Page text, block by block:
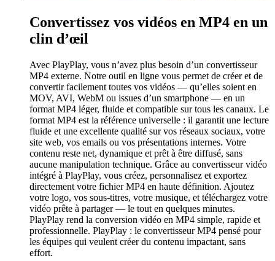
Convertissez vos vidéos en MP4 en un
clin d’œil
Avec PlayPlay, vous n’avez plus besoin d’un convertisseur
MP4 externe. Notre outil en ligne vous permet de créer et de
convertir facilement toutes vos vidéos — qu’elles soient en
MOV, AVI, WebM ou issues d’un smartphone — en un
format MP4 léger, fluide et compatible sur tous les canaux. Le
format MP4 est la référence universelle : il garantit une lecture
fluide et une excellente qualité sur vos réseaux sociaux, votre
site web, vos emails ou vos présentations internes. Votre
contenu reste net, dynamique et prêt à être diffusé, sans
aucune manipulation technique. Grâce au convertisseur vidéo
intégré à PlayPlay, vous créez, personnalisez et exportez
directement votre fichier MP4 en haute définition. Ajoutez
votre logo, vos sous-titres, votre musique, et téléchargez votre
vidéo prête à partager — le tout en quelques minutes.
PlayPlay rend la conversion vidéo en MP4 simple, rapide et
professionnelle. PlayPlay : le convertisseur MP4 pensé pour
les équipes qui veulent créer du contenu impactant, sans
effort.